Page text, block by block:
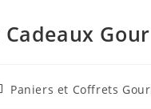
Paniers et Coffrets